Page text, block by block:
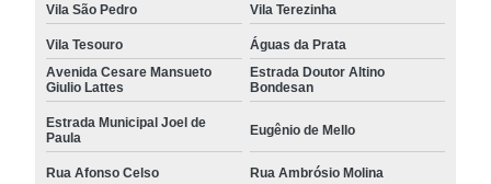
Vila São Pedro Vila Terezinha
Vila Tesouro
Águas da Prata
Avenida Cesare Mansueto
Giulio Lattes
Estrada Doutor Altino
Bondesan
Estrada Municipal Joel de
Paula
Eugênio de Mello
Rua Afonso Celso Rua Ambrósio Molina